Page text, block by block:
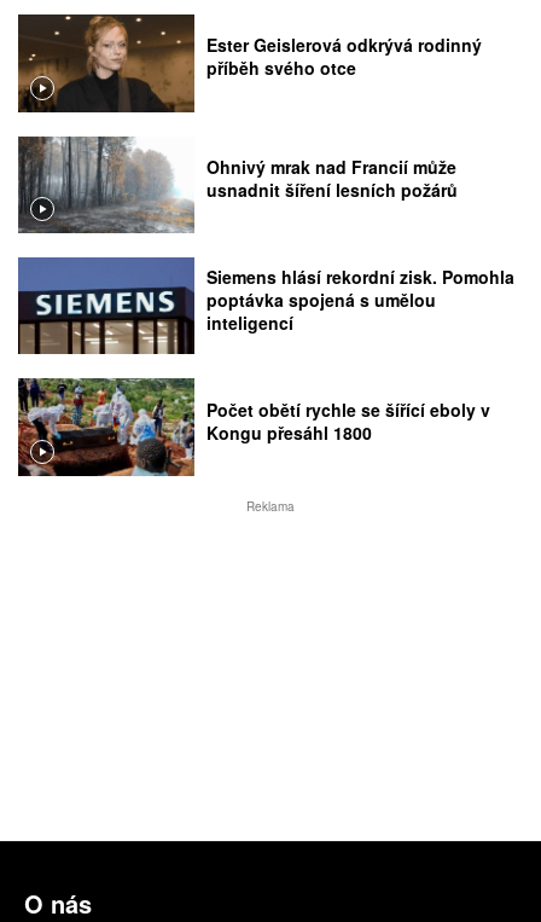
Ester Geislerová odkrývá rodinný
příběh svého otce
Ohnivý mrak nad Francií může
usnadnit šíření lesních požárů
Siemens hlásí rekordní zisk. Pomohla
poptávka spojená s umělou
inteligencí
Počet obětí rychle se šířící eboly v
Kongu přesáhl 1800
Reklama
O nás